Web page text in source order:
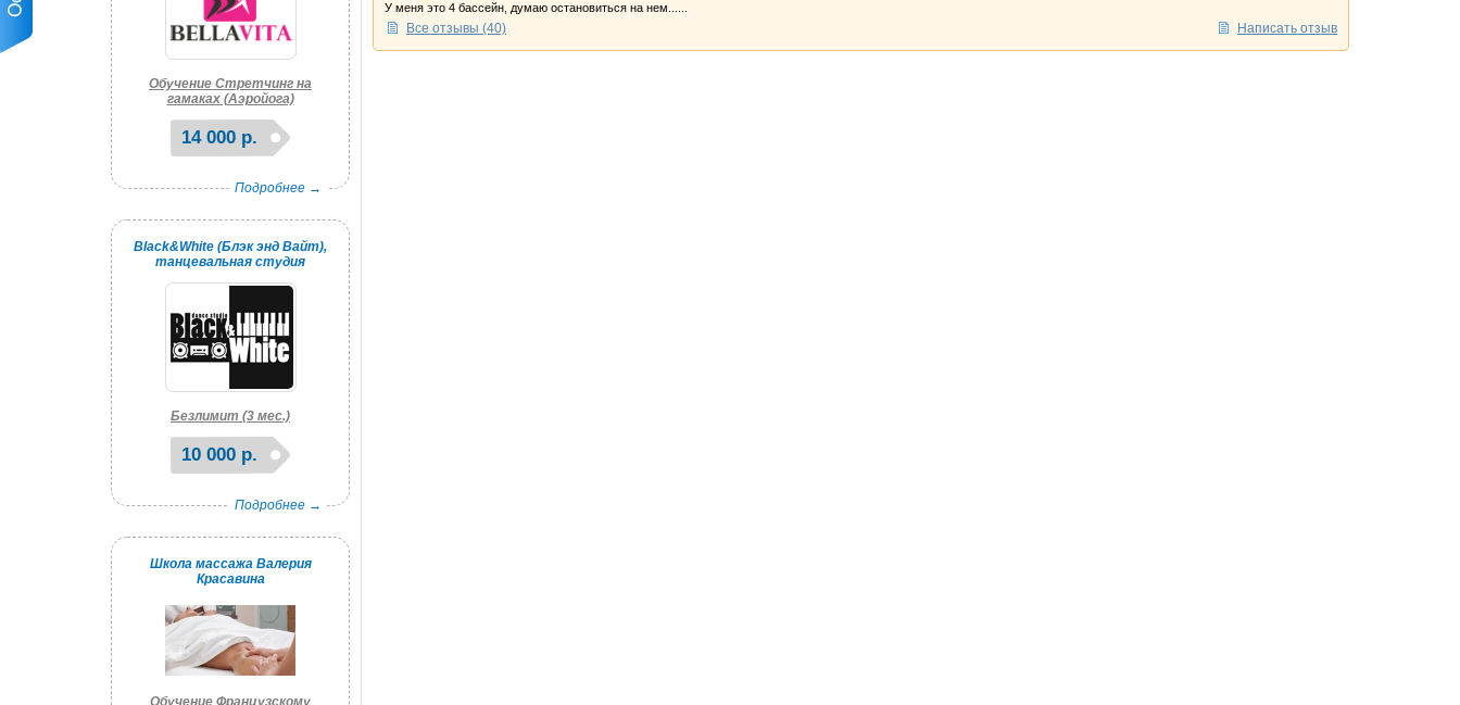
Обучение Стретчинг на
гамаках (Аэройога)
14 000 р.
Подробнее →
Black&White (Блэк энд Вайт),
танцевальная студия
Безлимит (3 мес.)
10 000 р.
Подробнее →
Школа массажа Валерия
Красавина
Обучение Французскому
У меня это 4 бассейн, думаю остановиться на нем......
Написать отзыв
Все отзывы (40)